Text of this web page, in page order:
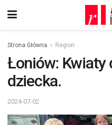
Strona Główna Region
Łoniów: Kwiaty
dziecka.
2024-07-02